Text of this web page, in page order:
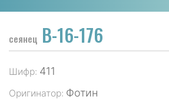
сеянец В-16-176
Шифр: 411
Оригинатор: Фотин